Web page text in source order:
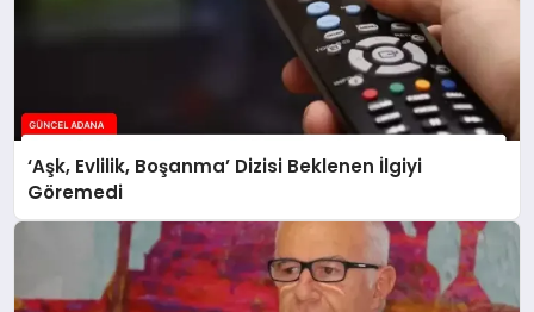
‘Aşk, Evlilik, Boşanma’ Dizisi Beklenen İlgiyi
Göremedi